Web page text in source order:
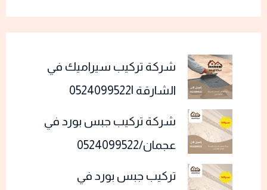
شركة تركيب سيراميك في
الشارقة |0524099522
شركة تركيب جبس بورد في
عجمان/0524099522
تركيب جبس بورد في